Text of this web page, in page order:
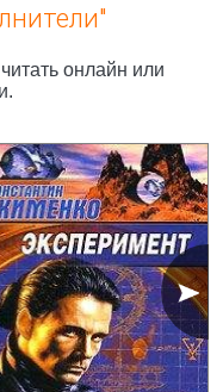
онлайн или